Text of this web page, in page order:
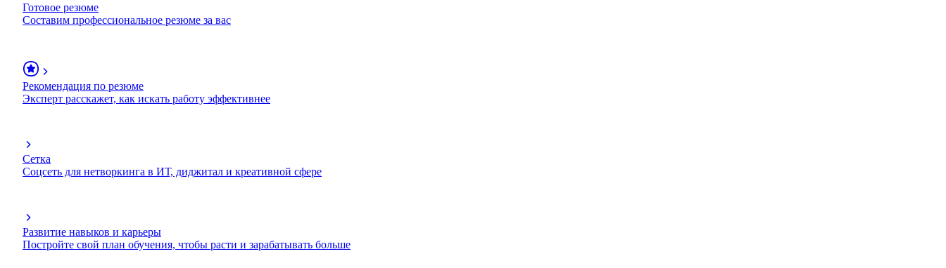
Готовое резюме
Составим профессиональное резюме за вас
Рекомендация по резюме
Эксперт расскажет, как искать работу эффективнее
Сетка
Соцсеть для нетворкинга в ИТ, диджитал и креативной сфере
Развитие навыков и карьеры
Постройте свой план обучения, чтобы расти и зарабатывать больше